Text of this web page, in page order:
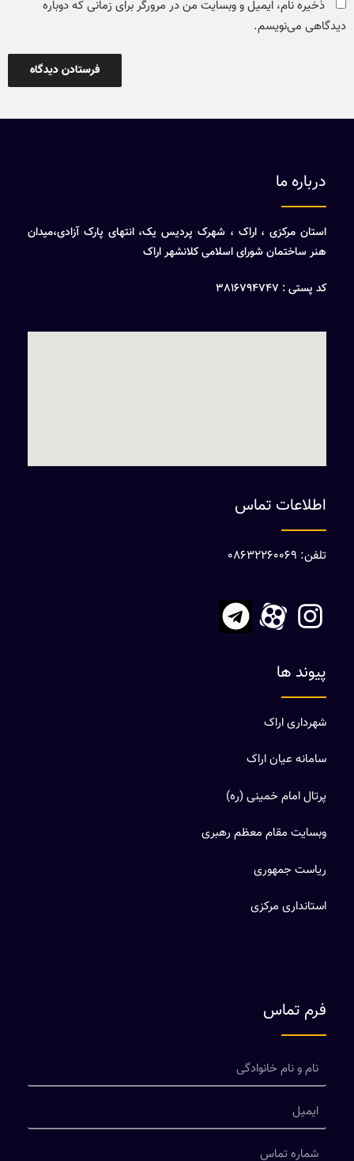
ذخیره نام، ایمیل و وبسایت من در مرورگر برای زمانی که دوباره
دیدگاهی می‌نویسم.
درباره ما
استان مرکزی ، اراک ، شهرک پردیس یک، انتهای پارک آزادی،میدان
هنر ساختمان شورای اسلامی کلانشهر اراک
کد پستی : 3816794747
اطلاعات تماس
تلفن: 08632260069
پیوند ها
شهرداری اراک
سامانه عیان اراک
پرتال امام خمینی (ره)
وبسایت مقام معظم رهبری
ریاست جمهوری
استانداری مرکزی
فرم تماس